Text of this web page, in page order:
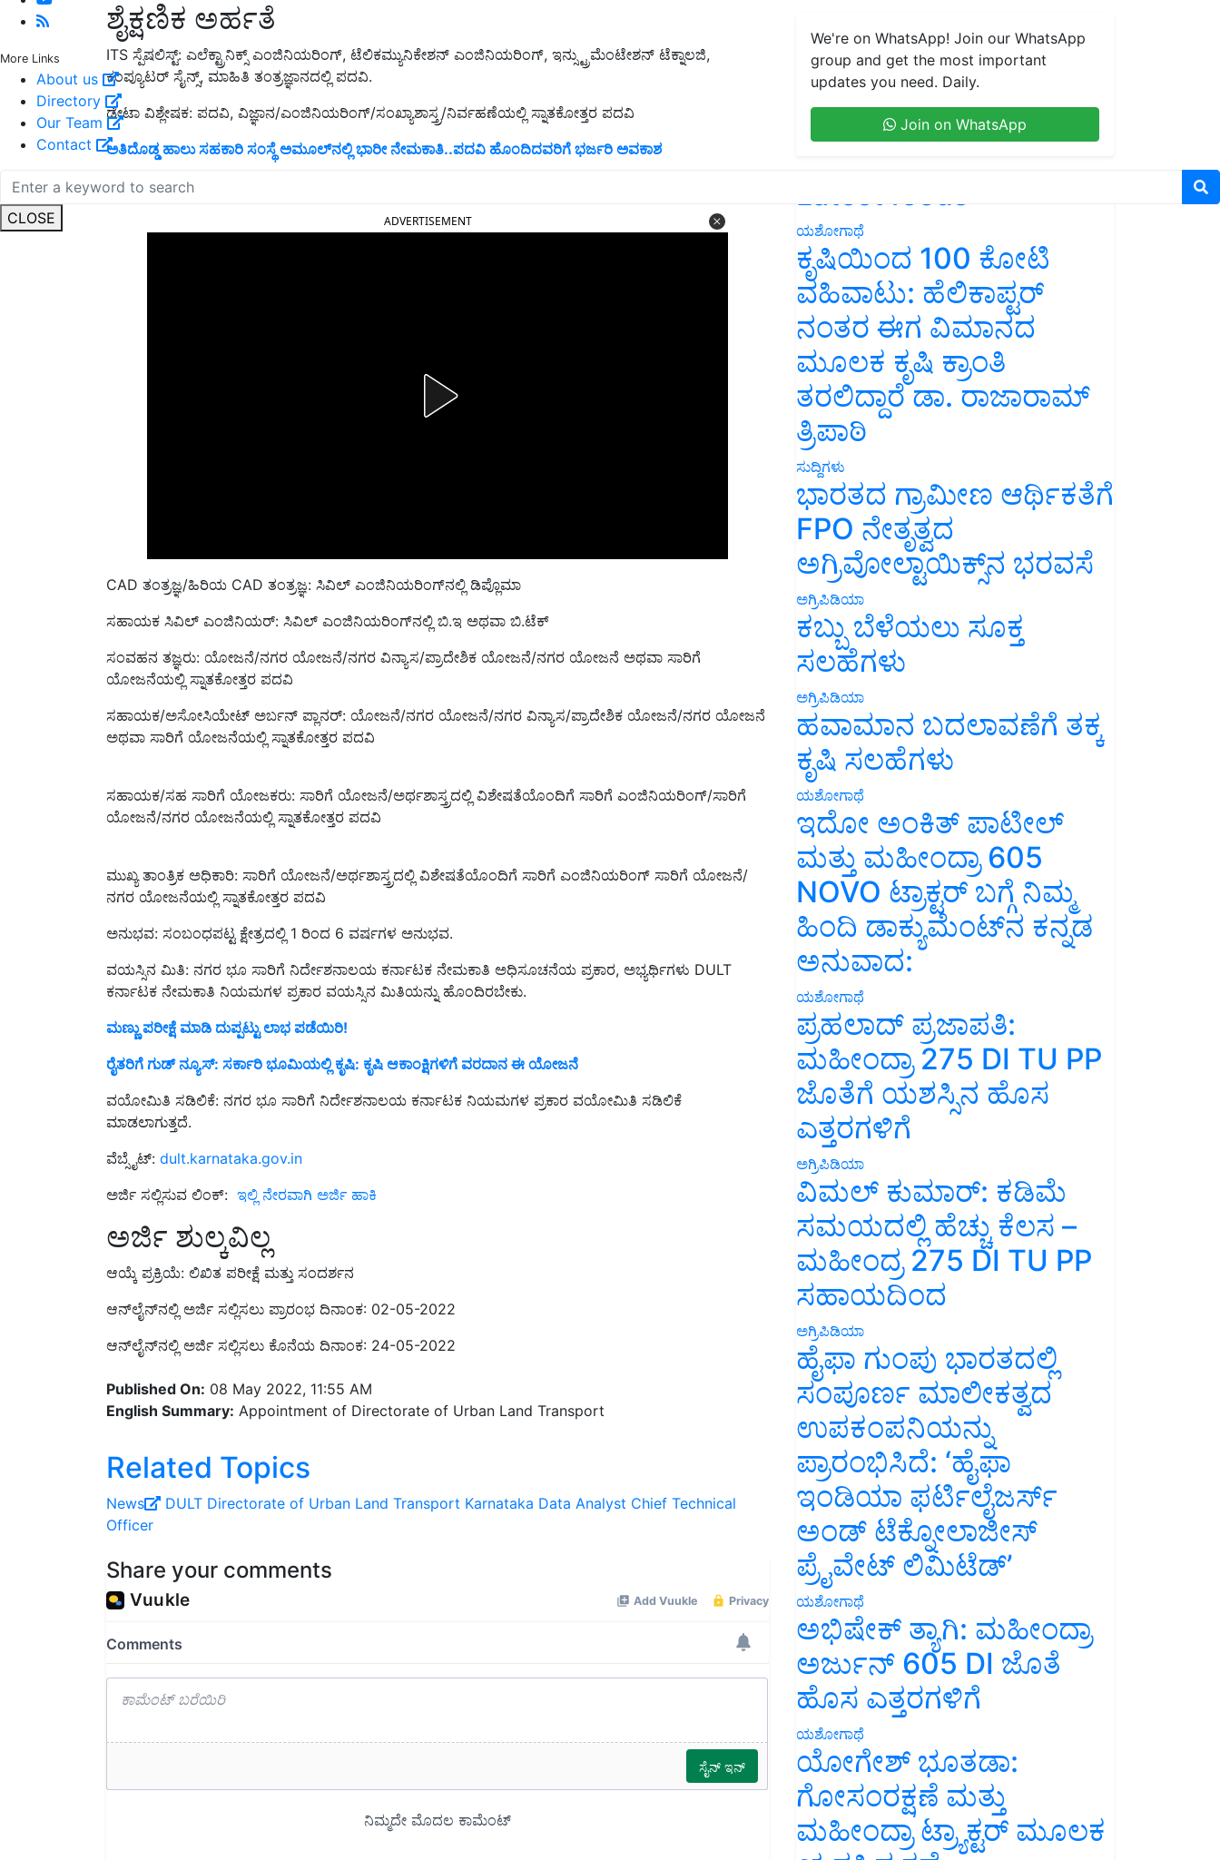
More Links
About us
Directory
Our Team
Contact
CLOSE
ಶೈಕ್ಷಣಿಕ ಅರ್ಹತೆ
ITS ಸ್ಪೆಷಲಿಸ್ಟ್: ಎಲೆಕ್ಟ್ರಾನಿಕ್ಸ್ ಎಂಜಿನಿಯರಿಂಗ್, ಟೆಲಿಕಮ್ಯುನಿಕೇಶನ್ ಎಂಜಿನಿಯರಿಂಗ್, ಇನ್ಸ್ಟ್ರುಮೆಂಟೇಶನ್ ಟೆಕ್ನಾಲಜಿ,
ಕಂಪ್ಯೂಟರ್ ಸೈನ್ಸ್, ಮಾಹಿತಿ ತಂತ್ರಜ್ಞಾನದಲ್ಲಿ ಪದವಿ.
ಡೇಟಾ ವಿಶ್ಲೇಷಕ: ಪದವಿ, ವಿಜ್ಞಾನ/ಎಂಜಿನಿಯರಿಂಗ್/ಸಂಖ್ಯಾಶಾಸ್ತ್ರ/ನಿರ್ವಹಣೆಯಲ್ಲಿ ಸ್ನಾತಕೋತ್ತರ ಪದವಿ
ಅತಿದೊಡ್ಡ ಹಾಲು ಸಹಕಾರಿ ಸಂಸ್ಥೆ ಅಮೂಲ್‌ನಲ್ಲಿ ಭಾರೀ ನೇಮಕಾತಿ..ಪದವಿ ಹೊಂದಿದವರಿಗೆ ಭರ್ಜರಿ ಅವಕಾಶ
ಗ್ರಾಮಲೆಕ್ಕಿಗರ ಹುದ್ದೆಗೆ ನೇಮಕಾತಿ: 42,000 ಸಂಬಳ !
ADVERTISEMENT
CAD ತಂತ್ರಜ್ಞ/ಹಿರಿಯ CAD ತಂತ್ರಜ್ಞ: ಸಿವಿಲ್ ಎಂಜಿನಿಯರಿಂಗ್‌ನಲ್ಲಿ ಡಿಪ್ಲೊಮಾ
ಸಹಾಯಕ ಸಿವಿಲ್ ಎಂಜಿನಿಯರ್: ಸಿವಿಲ್ ಎಂಜಿನಿಯರಿಂಗ್‌ನಲ್ಲಿ ಬಿ.ಇ ಅಥವಾ ಬಿ.ಟೆಕ್
ಸಂವಹನ ತಜ್ಞರು: ಯೋಜನೆ/ನಗರ ಯೋಜನೆ/ನಗರ ವಿನ್ಯಾಸ/ಪ್ರಾದೇಶಿಕ ಯೋಜನೆ/ನಗರ ಯೋಜನೆ ಅಥವಾ ಸಾರಿಗೆ
ಯೋಜನೆಯಲ್ಲಿ ಸ್ನಾತಕೋತ್ತರ ಪದವಿ
ಸಹಾಯಕ/ಅಸೋಸಿಯೇಟ್ ಅರ್ಬನ್ ಪ್ಲಾನರ್: ಯೋಜನೆ/ನಗರ ಯೋಜನೆ/ನಗರ ವಿನ್ಯಾಸ/ಪ್ರಾದೇಶಿಕ ಯೋಜನೆ/ನಗರ ಯೋಜನೆ
ಅಥವಾ ಸಾರಿಗೆ ಯೋಜನೆಯಲ್ಲಿ ಸ್ನಾತಕೋತ್ತರ ಪದವಿ
ಸಹಾಯಕ/ಸಹ ಸಾರಿಗೆ ಯೋಜಕರು: ಸಾರಿಗೆ ಯೋಜನೆ/ಅರ್ಥಶಾಸ್ತ್ರದಲ್ಲಿ ವಿಶೇಷತೆಯೊಂದಿಗೆ ಸಾರಿಗೆ ಎಂಜಿನಿಯರಿಂಗ್/ಸಾರಿಗೆ
ಯೋಜನೆ/ನಗರ ಯೋಜನೆಯಲ್ಲಿ ಸ್ನಾತಕೋತ್ತರ ಪದವಿ
ಮುಖ್ಯ ತಾಂತ್ರಿಕ ಅಧಿಕಾರಿ: ಸಾರಿಗೆ ಯೋಜನೆ/ಅರ್ಥಶಾಸ್ತ್ರದಲ್ಲಿ ವಿಶೇಷತೆಯೊಂದಿಗೆ ಸಾರಿಗೆ ಎಂಜಿನಿಯರಿಂಗ್ ಸಾರಿಗೆ ಯೋಜನೆ/
ನಗರ ಯೋಜನೆಯಲ್ಲಿ ಸ್ನಾತಕೋತ್ತರ ಪದವಿ
ಅನುಭವ: ಸಂಬಂಧಪಟ್ಟ ಕ್ಷೇತ್ರದಲ್ಲಿ 1 ರಿಂದ 6 ವರ್ಷಗಳ ಅನುಭವ.
ವಯಸ್ಸಿನ ಮಿತಿ: ನಗರ ಭೂ ಸಾರಿಗೆ ನಿರ್ದೇಶನಾಲಯ ಕರ್ನಾಟಕ ನೇಮಕಾತಿ ಅಧಿಸೂಚನೆಯ ಪ್ರಕಾರ, ಅಭ್ಯರ್ಥಿಗಳು DULT
ಕರ್ನಾಟಕ ನೇಮಕಾತಿ ನಿಯಮಗಳ ಪ್ರಕಾರ ವಯಸ್ಸಿನ ಮಿತಿಯನ್ನು ಹೊಂದಿರಬೇಕು.
ಮಣ್ಣು ಪರೀಕ್ಷೆ ಮಾಡಿ ದುಪ್ಪಟ್ಟು ಲಾಭ ಪಡೆಯಿರಿ!
ರೈತರಿಗೆ ಗುಡ್ ನ್ಯೂಸ್: ಸರ್ಕಾರಿ ಭೂಮಿಯಲ್ಲಿ ಕೃಷಿ: ಕೃಷಿ ಆಕಾಂಕ್ಷಿಗಳಿಗೆ ವರದಾನ ಈ ಯೋಜನೆ
ವಯೋಮಿತಿ ಸಡಿಲಿಕೆ: ನಗರ ಭೂ ಸಾರಿಗೆ ನಿರ್ದೇಶನಾಲಯ ಕರ್ನಾಟಕ ನಿಯಮಗಳ ಪ್ರಕಾರ ವಯೋಮಿತಿ ಸಡಿಲಿಕೆ
ಮಾಡಲಾಗುತ್ತದೆ.
ವೆಬ್ಸೈಟ್: dult.karnataka.gov.in
ಅರ್ಜಿ ಸಲ್ಲಿಸುವ ಲಿಂಕ್: ಇಲ್ಲಿ ನೇರವಾಗಿ ಅರ್ಜಿ ಹಾಕಿ
ಅರ್ಜಿ ಶುಲ್ಕವಿಲ್ಲ
ಆಯ್ಕೆ ಪ್ರಕ್ರಿಯೆ: ಲಿಖಿತ ಪರೀಕ್ಷೆ ಮತ್ತು ಸಂದರ್ಶನ
ಆನ್‌ಲೈನ್‌ನಲ್ಲಿ ಅರ್ಜಿ ಸಲ್ಲಿಸಲು ಪ್ರಾರಂಭ ದಿನಾಂಕ: 02-05-2022
ಆನ್‌ಲೈನ್‌ನಲ್ಲಿ ಅರ್ಜಿ ಸಲ್ಲಿಸಲು ಕೊನೆಯ ದಿನಾಂಕ: 24-05-2022
Published On: 08 May 2022, 11:55 AM
English Summary: Appointment of Directorate of Urban Land Transport
Related Topics
News DULT Directorate of Urban Land Transport Karnataka Data Analyst Chief Technical
Officer
Share your comments
We're on WhatsApp! Join our WhatsApp
group and get the most important
updates you need. Daily.
Join on WhatsApp
Latest feeds
ಯಶೋಗಾಥೆ
ಕೃಷಿಯಿಂದ 100 ಕೋಟಿ
ವಹಿವಾಟು: ಹೆಲಿಕಾಪ್ಟರ್
ನಂತರ ಈಗ ವಿಮಾನದ
ಮೂಲಕ ಕೃಷಿ ಕ್ರಾಂತಿ
ತರಲಿದ್ದಾರೆ ಡಾ. ರಾಜಾರಾಮ್
ತ್ರಿಪಾಠಿ
ಸುದ್ದಿಗಳು
ಭಾರತದ ಗ್ರಾಮೀಣ ಆರ್ಥಿಕತೆಗೆ
FPO ನೇತೃತ್ವದ
ಅಗ್ರಿವೋಲ್ಟಾಯಿಕ್ಸ್‌ನ ಭರವಸೆ
ಅಗ್ರಿಪಿಡಿಯಾ
ಕಬ್ಬು ಬೆಳೆಯಲು ಸೂಕ್ತ
ಸಲಹೆಗಳು
ಅಗ್ರಿಪಿಡಿಯಾ
ಹವಾಮಾನ ಬದಲಾವಣೆಗೆ ತಕ್ಕ
ಕೃಷಿ ಸಲಹೆಗಳು
ಯಶೋಗಾಥೆ
ಇದೋ ಅಂಕಿತ್ ಪಾಟೀಲ್
ಮತ್ತು ಮಹೀಂದ್ರಾ 605
NOVO ಟ್ರಾಕ್ಟರ್ ಬಗ್ಗೆ ನಿಮ್ಮ
ಹಿಂದಿ ಡಾಕ್ಯುಮೆಂಟ್‌ನ ಕನ್ನಡ
ಅನುವಾದ:
ಯಶೋಗಾಥೆ
ಪ್ರಹಲಾದ್ ಪ್ರಜಾಪತಿ:
ಮಹೀಂದ್ರಾ 275 DI TU PP
ಜೊತೆಗೆ ಯಶಸ್ಸಿನ ಹೊಸ
ಎತ್ತರಗಳಿಗೆ
ಅಗ್ರಿಪಿಡಿಯಾ
ವಿಮಲ್ ಕುಮಾರ್: ಕಡಿಮೆ
ಸಮಯದಲ್ಲಿ ಹೆಚ್ಚು ಕೆಲಸ –
ಮಹೀಂದ್ರ 275 DI TU PP
ಸಹಾಯದಿಂದ
ಅಗ್ರಿಪಿಡಿಯಾ
ಹೈಫಾ ಗುಂಪು ಭಾರತದಲ್ಲಿ
ಸಂಪೂರ್ಣ ಮಾಲೀಕತ್ವದ
ಉಪಕಂಪನಿಯನ್ನು
ಪ್ರಾರಂಭಿಸಿದೆ: ‘ಹೈಫಾ
ಇಂಡಿಯಾ ಫರ್ಟಿಲೈಜರ್ಸ್
ಅಂಡ್ ಟೆಕ್ನೋಲಾಜೀಸ್
ಪ್ರೈವೇಟ್ ಲಿಮಿಟೆಡ್’
ಯಶೋಗಾಥೆ
ಅಭಿಷೇಕ್ ತ್ಯಾಗಿ: ಮಹೀಂದ್ರಾ
ಅರ್ಜುನ್ 605 DI ಜೊತೆ
ಹೊಸ ಎತ್ತರಗಳಿಗೆ
ಯಶೋಗಾಥೆ
ಯೋಗೇಶ್ ಭೂತಡಾ:
ಗೋಸಂರಕ್ಷಣೆ ಮತ್ತು
ಮಹೀಂದ್ರಾ ಟ್ರ್ಯಾಕ್ಟರ್ ಮೂಲಕ